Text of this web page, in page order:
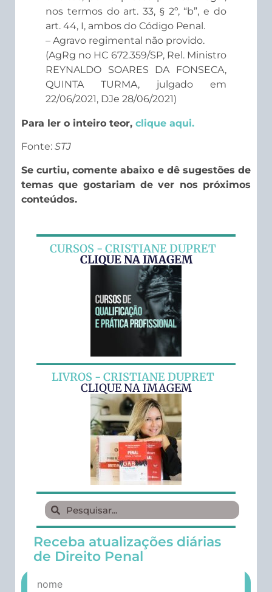
nos termos do art. 33, § 2º, “b”, e do
art. 44, I, ambos do Código Penal.
– Agravo regimental não provido.
(AgRg no HC 672.359/SP, Rel. Ministro
REYNALDO SOARES DA FONSECA,
QUINTA TURMA, julgado em
22/06/2021, DJe 28/06/2021)
Para ler o inteiro teor, clique aqui.
Fonte: STJ
Se curtiu, comente abaixo e dê sugestões de
temas que gostariam de ver nos próximos
conteúdos.
CURSOS - CRISTIANE DUPRET
CLIQUE NA IMAGEM
LIVROS - CRISTIANE DUPRET
CLIQUE NA IMAGEM
Receba atualizações diárias
de Direito Penal